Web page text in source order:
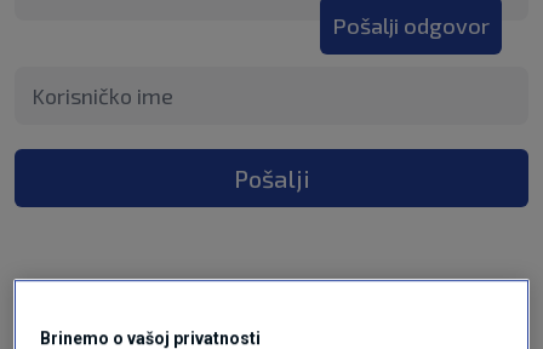
Pošalji odgovor
Pošalji
Brinemo o vašoj privatnosti